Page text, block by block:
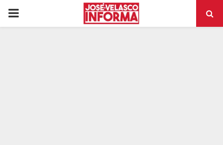
PRIMARY